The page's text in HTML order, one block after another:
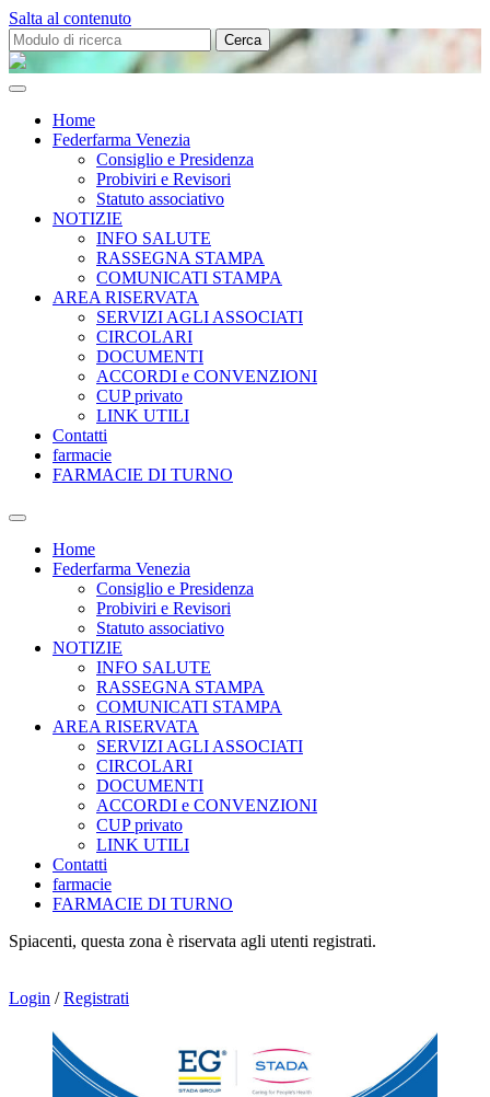
Salta al contenuto
Cerca:
Federfarma
Venezia
Home
Federfarma Venezia
Consiglio e Presidenza
Probiviri e Revisori
Statuto associativo
NOTIZIE
INFO SALUTE
RASSEGNA STAMPA
COMUNICATI STAMPA
AREA RISERVATA
SERVIZI AGLI ASSOCIATI
CIRCOLARI
DOCUMENTI
ACCORDI e CONVENZIONI
CUP privato
LINK UTILI
Contatti
farmacie
FARMACIE DI TURNO
Attiva/disattiva
campoHome
Federfarma Venezia
Consiglio e Presidenza
Probiviri e Revisori
Statuto associativo
NOTIZIE
INFO SALUTE
RASSEGNA STAMPA
COMUNICATI STAMPA
AREA RISERVATA
SERVIZI AGLI ASSOCIATI
CIRCOLARI
DOCUMENTI
ACCORDI e CONVENZIONI
CUP privato
LINK UTILI
Contatti
farmacie
FARMACIE DI TURNO
Spiacenti, questa zona è riservata agli utenti registrati.
Login /Registrati